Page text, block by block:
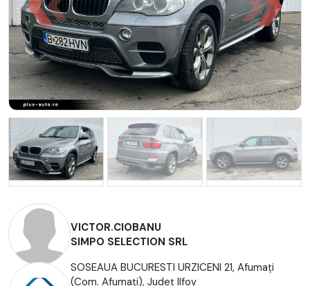
VICTOR.CIOBANU
SIMPO SELECTION SRL
SOSEAUA BUCURESTI URZICENI 21, Afumaţi
(Com. Afumaţi), Județ Ilfov